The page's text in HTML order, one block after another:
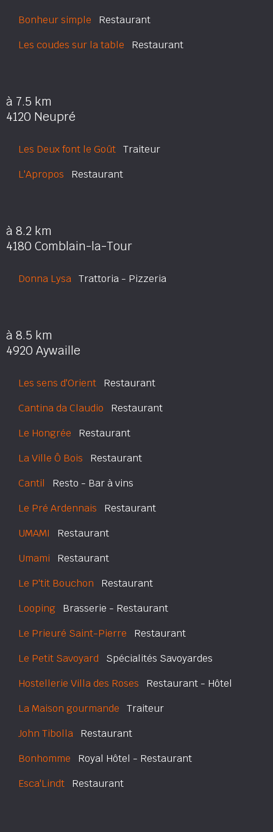
Bonheur simple Restaurant
Les coudes sur la table Restaurant
à 7.5 km
4120 Neupré
Les Deux font le Goût Traiteur
L'Apropos Restaurant
à 8.2 km
4180 Comblain-la-Tour
Donna Lysa Trattoria - Pizzeria
à 8.5 km
4920 Aywaille
Les sens d'Orient Restaurant
Cantina da Claudio Restaurant
Le Hongrée Restaurant
La Ville Ô Bois Restaurant
Cantil Resto - Bar à vins
Le Pré Ardennais Restaurant
UMAMI Restaurant
Umami Restaurant
Le P'tit Bouchon Restaurant
Looping Brasserie - Restaurant
Le Prieuré Saint-Pierre Restaurant
Le Petit Savoyard Spécialités Savoyardes
Hostellerie Villa des Roses Restaurant - Hôtel
La Maison gourmande Traiteur
John Tibolla Restaurant
Bonhomme Royal Hôtel - Restaurant
Esca'Lindt Restaurant